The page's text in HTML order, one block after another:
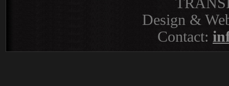
Design &
Contact: